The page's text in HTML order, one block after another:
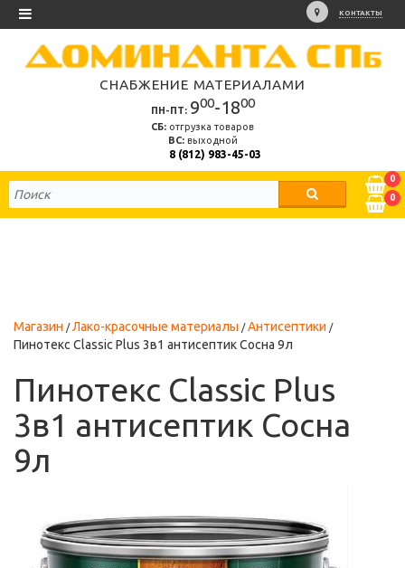
КОНТАКТЫ
СНАБЖЕНИЕ МАТЕРИАЛАМИ
ПН-ПТ: 900-1800
СБ: отгрузка товаров
ВС:выходной
8 (812) 983-45-03
0
0
Магазин Лако-красочные материалы
Антисептики
Пинотекс Classic Plus 3в1 антисептик Сосна 9л
Пинотекс Classic Plus
3в1 антисептик Сосна
9л